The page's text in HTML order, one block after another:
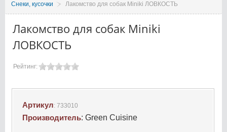
Снеки, кусочки
Лакомство для собак Miniki ЛОВКОСТЬ
Лакомство для собак Miniki
ЛОВКОСТЬ
Рейтинг:
Артикул: 733010
Производитель: Green Cuisine